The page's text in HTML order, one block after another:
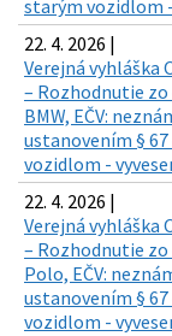
starým vozidlom
22. 4. 2026 |
Verejná vyhláška
– Rozhodnutie zo
BMW, EČV:
ustanovením §
vozidlom -
22. 4. 2026 |
Verejná vyhláška
– Rozhodnutie zo
Polo, EČV:
ustanovením §
vozidlom -